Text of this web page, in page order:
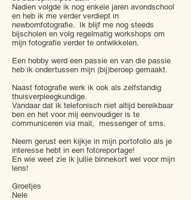
Nadien volgde ik nog enkele jaren avondschool
en heb ik me verder verdiept in
newbornfotografie. Ik blijf me nog steeds
bijscholen en volg regelmatig workshops om
mijn fotografie verder te ontwikkelen.
Een hobby werd een passie en van die passie
heb ik ondertussen mijn (bij)beroep gemaakt.
Naast fotografie werk ik ook als zelfstandig
thuisverpleegkundige.
Vandaar dat ik telefonisch niet altijd bereikbaar
ben en het voor mij eenvoudiger is te
communiceren via mail, messenger of sms.
Neem gerust een kijkje in mijn portofolio als je
interesse hebt in een fotoreportage!
En wie weet zie ik jullie binnekort wel voor mijn
lens!
Groetjes
Nele